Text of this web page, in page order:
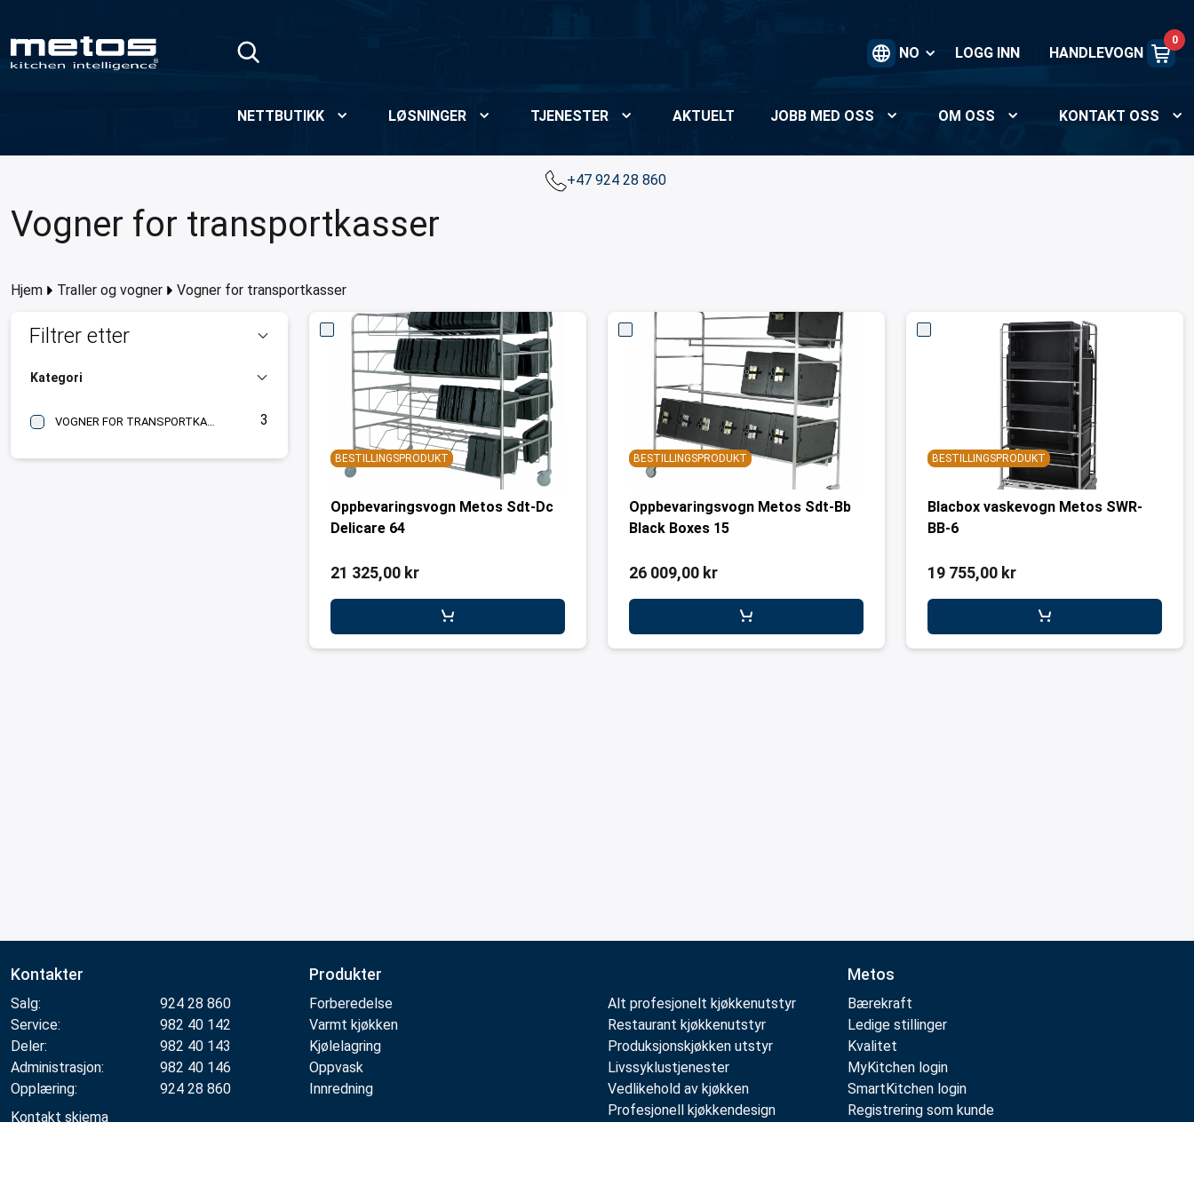
NO LOGG INN HANDLEVOGN
0
NETTBUTIKK LØSNINGER TJENESTER AKTUELT JOBB MED OSS OM OSS KONTAKT OSS
+47 924 28 860
Vogner for transportkasser
Hjem Traller og vogner Vogner for transportkasser
Filtrer etter
Kategori
VOGNER FOR TRANSPORTKASSER 3
BESTILLINGSPRODUKT
Oppbevaringsvogn Metos Sdt-Dc
Delicare 64
21 325,00 kr
BESTILLINGSPRODUKT
Oppbevaringsvogn Metos Sdt-Bb
Black Boxes 15
26 009,00 kr
BESTILLINGSPRODUKT
Blacbox vaskevogn Metos SWR-
BB-6
19 755,00 kr
Kontakter
Salg:
924 28 860
Service:
982 40 142
Deler:
982 40 143
Administrasjon:
982 40 146
Opplæring:
924 28 860
Kontakt skjema
Produkter
Forberedelse
Varmt kjøkken
Kjølelagring
Oppvask
Innredning
Alt profesjonelt kjøkkenutstyr
Restaurant kjøkkenutstyr
Produksjonskjøkken utstyr
Livssyklustjenester
Vedlikehold av kjøkken
Profesjonell kjøkkendesign
Metos
Bærekraft
Ledige stillinger
Kvalitet
MyKitchen login
SmartKitchen login
Registrering som kunde